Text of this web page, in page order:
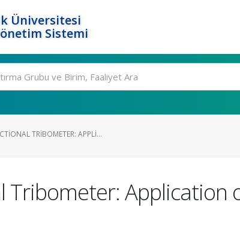
Üniversitesi
Sistemi
TRIBOMETER: APPLI...
Application